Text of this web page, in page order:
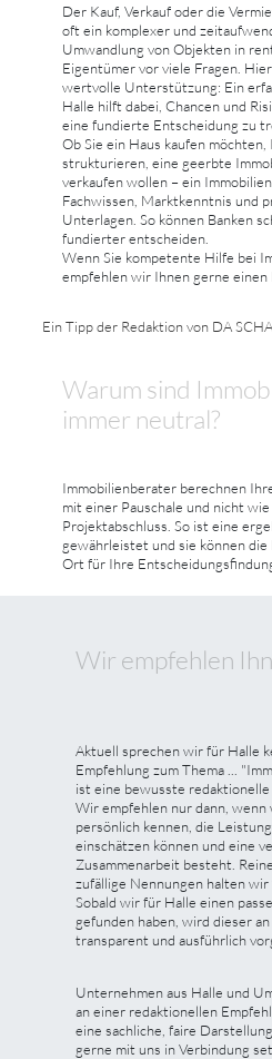
Der Kauf, Verkauf oder die
oft ein komplexer und
Umwandlung von Objekten in
Eigentümer vor viele Fragen.
wertvolle Unterstützung: Ein
Halle hilft dabei, Chancen und
eine fundierte Entscheidung zu
Ob Sie ein Haus kaufen
strukturieren, eine geerbte
verkaufen wollen – ein
Fachwissen, Marktkenntnis und
Unterlagen. So können Banken
fundierter entscheiden.
Wenn Sie kompetente Hilfe bei
empfehlen wir Ihnen gerne einen
Ein Tipp der Redaktion von DA
Warum sind
immer neutral?
Immobilienberater berechnen
mit einer Pauschale und nicht
Projektabschluss. So ist eine
gewährleistet und sie können
Ort für Ihre
Wir empfehlen
Aktuell sprechen wir für Halle
Empfehlung zum Thema ...
ist eine bewusste redaktionelle
Wir empfehlen nur dann,
persönlich kennen, die
einschätzen können und eine
Zusammenarbeit besteht.
zufällige Nennungen halten
Sobald wir für Halle einen
gefunden haben, wird dieser
transparent und ausführlich
Unternehmen aus Halle und
an einer redaktionellen
eine sachliche, faire
gerne mit uns in Verbindung